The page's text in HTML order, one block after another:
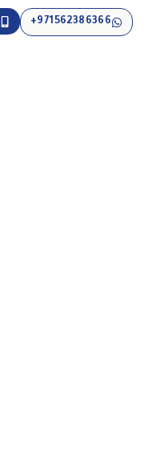
971562386366+